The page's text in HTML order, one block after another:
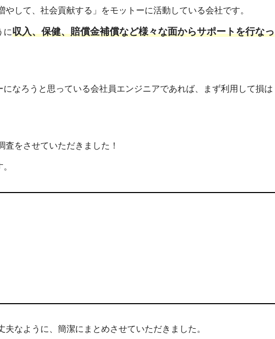
して、社会貢献する」をモットーに活動している会社です。
に収入、保健、賠償金補償など様々な面からサポートを行なっ
なろうと思っている会社員エンジニアであれば、まず利用して損は
をさせていただきました！
なように、簡潔にまとめさせていただきました。